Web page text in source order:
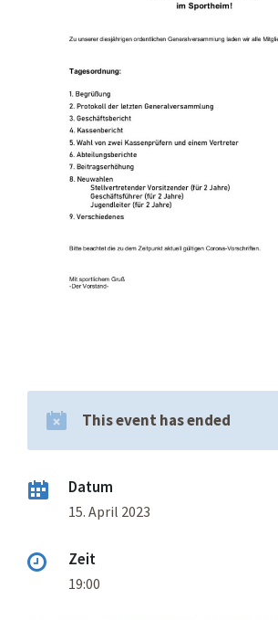
This event has ended
Datum
15. April 2023
Zeit
19:00